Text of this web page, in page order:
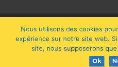
Forez CARWASH -
L'agence Web 42
|Plan de
Nous utilisons des cookies
expérience sur notre site web.
site, nous supposerons
Ok